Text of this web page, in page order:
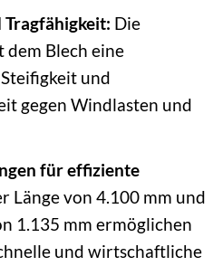
Die
Blech eine
und
gegen Windlasten und
für effiziente
Länge von 4.100 mm und
1.135 mm ermöglichen
und wirtschaftliche